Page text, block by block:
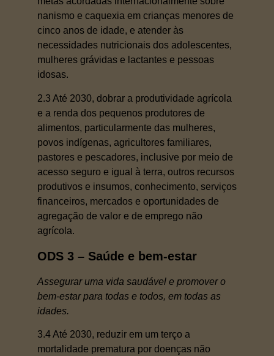
nanismo e caquexia em crianças menores de
cinco anos de idade, e atender às
necessidades nutricionais dos adolescentes,
mulheres grávidas e lactantes e pessoas
idosas.
2.3 Até 2030, dobrar a produtividade agrícola
e a renda dos pequenos produtores de
alimentos, particularmente das mulheres,
povos indígenas, agricultores familiares,
pastores e pescadores, inclusive por meio de
acesso seguro e igual à terra, outros recursos
produtivos e insumos, conhecimento, serviços
financeiros, mercados e oportunidades de
agregação de valor e de emprego não
agrícola.
ODS 3 – Saúde e bem-estar
Assegurar uma vida saudável e promover o
bem-estar para todas e todos, em todas as
idades.
3.4 Até 2030, reduzir em um terço a
mortalidade prematura por doenças não